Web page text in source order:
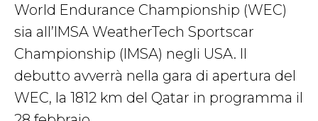
World Endurance Championship (WEC)
sia all’IMSA WeatherTech Sportscar
Championship (IMSA) negli USA. Il
debutto avverrà nella gara di apertura del
WEC, la 1812 km del Qatar in programma il